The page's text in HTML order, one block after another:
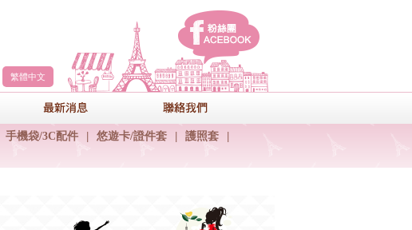
繁體中文
手機袋/3C配件 悠遊卡/證件套 護照套
包包批發方式